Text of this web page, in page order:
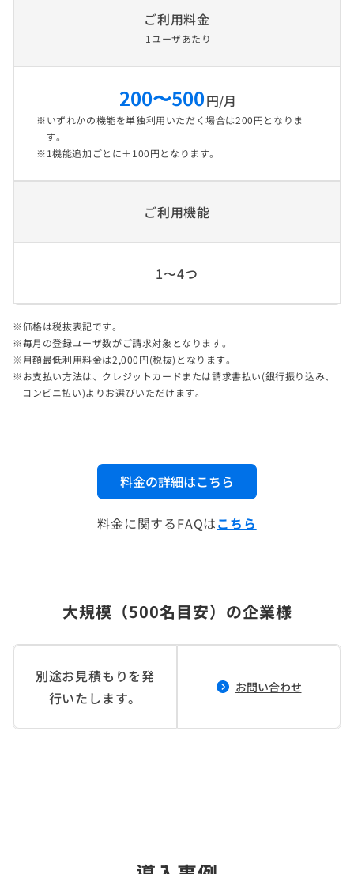
ご利用料金
1ユーザあたり
200〜500円/月
いずれかの機能を単独利用いただく場合は200円となりま
す。
1機能追加ごとに＋100円となります。
ご利用機能
1〜4つ
価格は税抜表記です。
毎月の登録ユーザ数がご請求対象となります。
月額最低利用料金は2,000円(税抜)となります。
お支払い方法は、クレジットカードまたは請求書払い(銀行振り込み、
コンビニ払い)よりお選びいただけます。
料金の詳細はこちら
料金に関するFAQはこちら
大規模（500名目安）の企業様
別途お見積もりを発
行いたします。
お問い合わせ